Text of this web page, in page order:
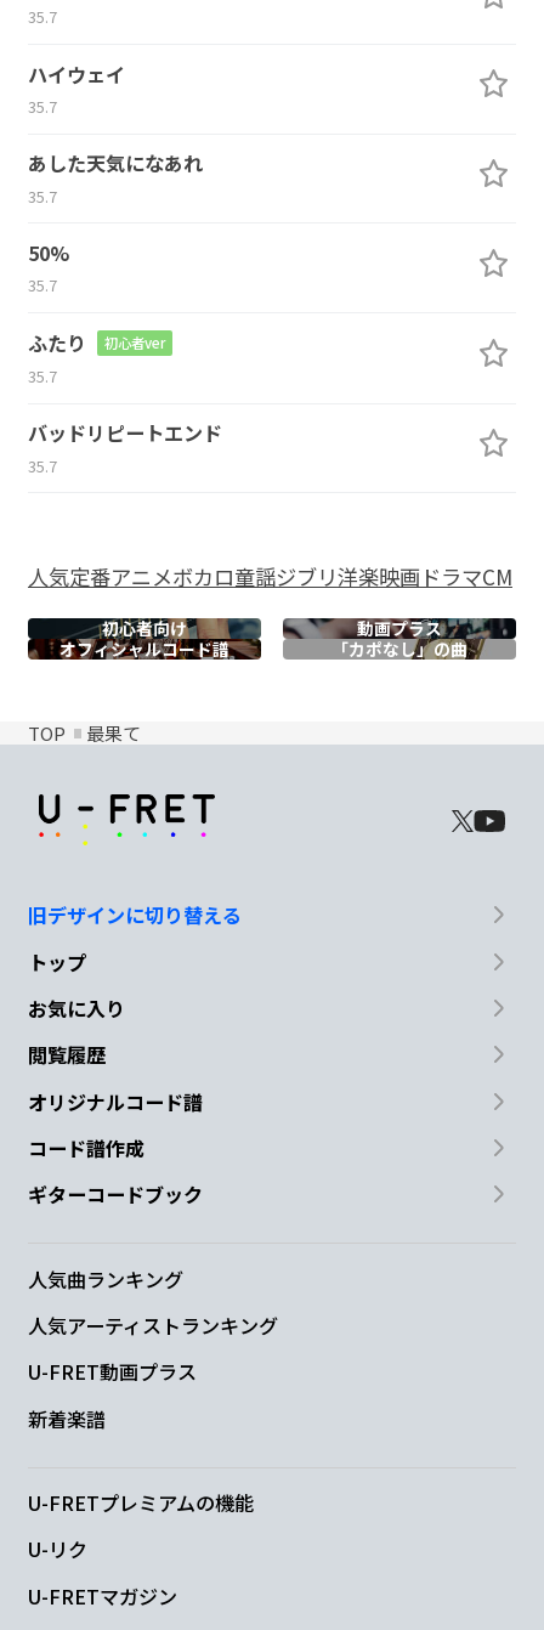
35.7
ハイウェイ
35.7
あした天気になあれ
35.7
50%
35.7
ふたり 初心者ver
35.7
バッドリピートエンド
35.7
人気定番アニメボカロ童謡ジブリ洋楽映画ドラマCM
初心者向け
動画プラス
オフィシャルコード譜 「カポなし」の曲
TOP 最果て
旧デザインに切り替える
トップ
お気に入り
閲覧履歴
オリジナルコード譜
コード譜作成
ギターコードブック
人気曲ランキング
人気アーティストランキング
U-FRET動画プラス
新着楽譜
U-FRETプレミアムの機能
U-リク
U-FRETマガジン